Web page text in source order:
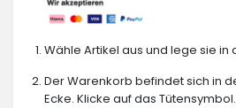
Wähle Artikel aus und lege sie in
Der Warenkorb befindet sich in
Ecke. Klicke auf das Tütensymbol.